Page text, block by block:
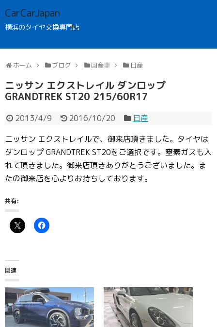
CarCarJapan
横浜のタイヤ交換専門店
ホーム ブログ 国産車 日産
ニッサン エクストレイル ダンロップ
GRANDTREK ST20 215/60R17
2013/4/9 2016/10/20
日産
ニッサン エクストレイルで、御来店頂きました。 タイヤは
ダンロップ GRANDTREK ST20をご選択です。窒素ガスも入
れて頂きました。御来店頂きありがとうございました。ま
たの御来店を心よりお持ちしております。
共有:
関連